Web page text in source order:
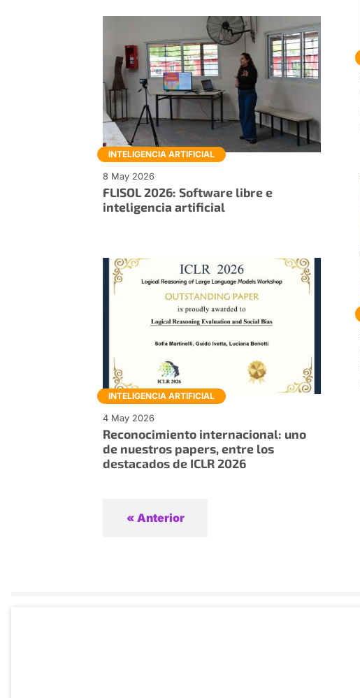
FLISOL 2026: Software libre e
inteligencia artificial
8 May 2026
INTELIGENCIA ARTIFICIAL
Reconocimiento internacional: uno
de nuestros papers, entre los
destacados de ICLR 2026
4 May 2026
INTELIGENCIA ARTIFICIAL
« Anterior